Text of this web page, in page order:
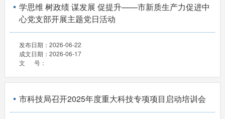
学思维 树政绩 谋发展 促提升——市新质生产力促进中
心党支部开展主题党日活动
发布日期： 2026-06-22
成文日期： 2026-06-17
文 号：
市科技局召开2025年度重大科技专项项目启动培训会